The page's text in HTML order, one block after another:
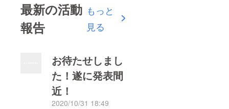
最新の活動
報告
もっと
見る
お待たせしまし
た！遂に発表間
近！
2020/10/31 18:49